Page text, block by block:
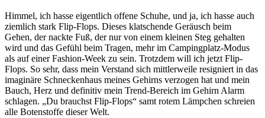
Himmel, ich hasse eigentlich offene Schuhe, und ja, ich hasse auch
ziemlich stark Flip-Flops. Dieses klatschende Geräusch beim
Gehen, der nackte Fuß, der nur von einem kleinen Steg gehalten
wird und das Gefühl beim Tragen, mehr im Campingplatz-Modus
als auf einer Fashion-Week zu sein. Trotzdem will ich jetzt Flip-
Flops. So sehr, dass mein Verstand sich mittlerweile resigniert in das
imaginäre Schneckenhaus meines Gehirns verzogen hat und mein
Bauch, Herz und definitiv mein Trend-Bereich im Gehirn Alarm
schlagen. „Du brauchst Flip-Flops“ samt rotem Lämpchen schreien
alle Botenstoffe dieser Welt.